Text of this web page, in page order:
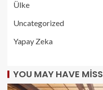
Ülke
Uncategorized
Yapay Zeka
YOU MAY HAVE